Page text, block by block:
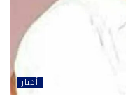
أخبار